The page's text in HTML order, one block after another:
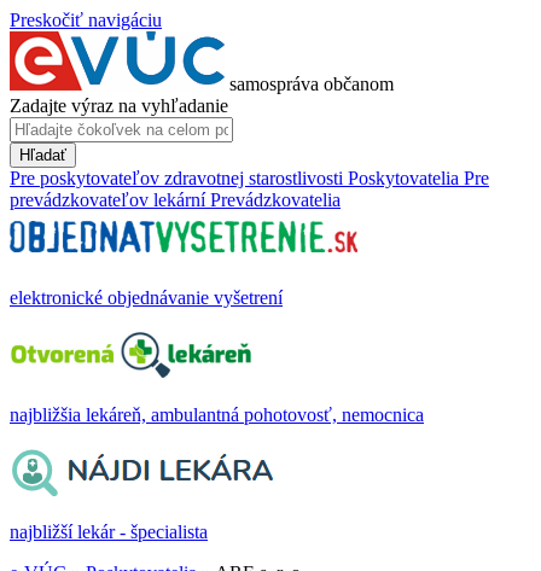
Preskočiť navigáciu
samospráva občanom
Zadajte výraz na vyhľadanie
Hľadať
Pre poskytovateľov zdravotnej starostlivosti Poskytovatelia Pre
prevádzkovateľov lekární Prevádzkovatelia
elektronické objednávanie vyšetrení
najbližšia lekáreň, ambulantná pohotovosť, nemocnica
najbližší lekár - špecialista